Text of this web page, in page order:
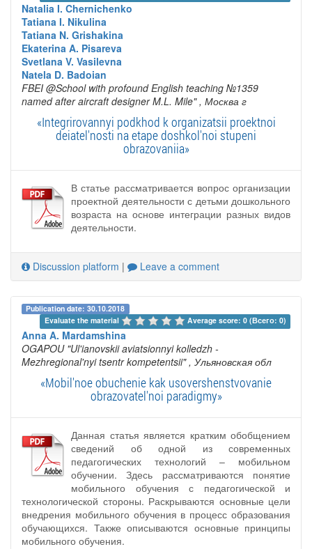
Natalia I. Chernichenko
Tatiana I. Nikulina
Tatiana N. Grishakina
Ekaterina A. Pisareva
Svetlana V. Vasilevna
Natela D. Badoian
FBEI @School with profound English teaching №1359
named after aircraft designer M.L. Mile" , Москва г
«Integrirovannyi podkhod k organizatsii proektnoi
deiatel'nosti na etape doshkol'noi stupeni
obrazovaniia»
В статье рассматривается вопрос организации
проектной деятельности с детьми дошкольного
возраста на основе интеграции разных видов
деятельности.
Discussion platform | Leave a comment
Publication date: 30.10.2018
Evaluate the material
Average score: 0 (Всего: 0)
Anna A. Mardamshina
OGAPOU "Ul'ianovskii aviatsionnyi kolledzh -
Mezhregional'nyi tsentr kompetentsii" , Ульяновская обл
«Mobil'noe obuchenie kak usovershenstvovanie
obrazovatel'noi paradigmy»
Данная статья является кратким обобщением
сведений об одной из современных
педагогических технологий – мобильном
обучении. Здесь рассматриваются понятие
мобильного обучения с педагогической и
технологической стороны. Раскрываются основные цели
внедрения мобильного обучения в процесс образования
обучающихся. Также описываются основные принципы
мобильного обучения.